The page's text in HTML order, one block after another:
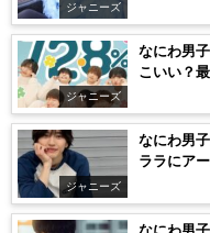
ジャニーズ
ジャニーズ
なにわ男
こいい？
ジャニーズ
なにわ男
ララにア